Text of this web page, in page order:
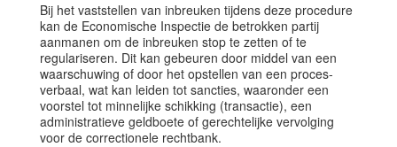
Bij het vaststellen van inbreuken tijdens deze procedure
kan de Economische Inspectie de betrokken partij
aanmanen om de inbreuken stop te zetten of te
regulariseren. Dit kan gebeuren door middel van een
waarschuwing of door het opstellen van een proces-
verbaal, wat kan leiden tot sancties, waaronder een
voorstel tot minnelijke schikking (transactie), een
administratieve geldboete of gerechtelijke vervolging
voor de correctionele rechtbank.